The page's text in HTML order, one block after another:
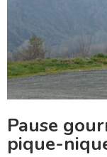
Pause
pique-